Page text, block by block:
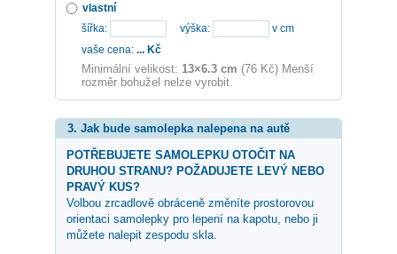
vlastní
šířka:
výška:
v cm
vaše cena: ... Kč
Minimální velikost: 13×6.3 cm (76 Kč) Menší
rozměr bohužel nelze vyrobit.
3. Jak bude samolepka nalepena na autě
POTŘEBUJETE SAMOLEPKU OTOČIT NA
DRUHOU STRANU? POŽADUJETE LEVÝ NEBO
PRAVÝ KUS?
Volbou zrcadlově obráceně změníte prostorovou
orientaci samolepky pro lepení na kapotu, nebo ji
můžete nalepit zespodu skla.